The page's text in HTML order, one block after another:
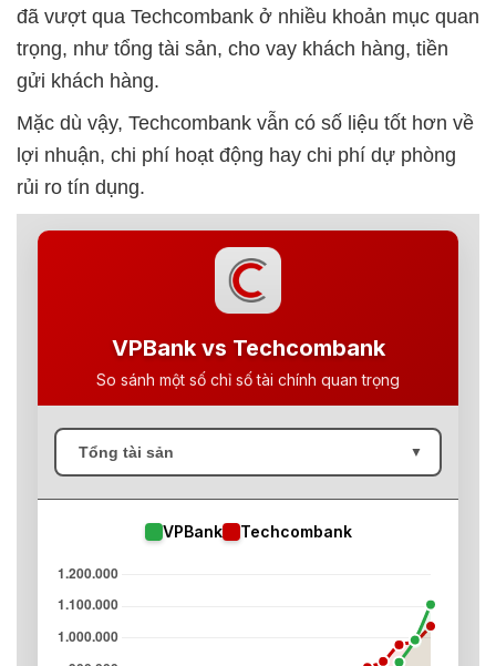
đã vượt qua Techcombank ở nhiều khoản mục quan
trọng, như tổng tài sản, cho vay khách hàng, tiền
gửi khách hàng.
Mặc dù vậy, Techcombank vẫn có số liệu tốt hơn về
lợi nhuận, chi phí hoạt động hay chi phí dự phòng
rủi ro tín dụng.